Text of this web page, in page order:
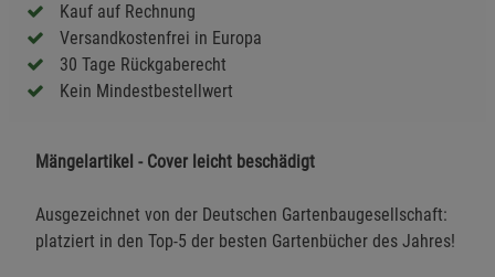
Kauf auf Rechnung
Versandkostenfrei in Europa
30 Tage Rückgaberecht
Kein Mindestbestellwert
Mängelartikel - Cover leicht beschädigt
Ausgezeichnet von der Deutschen Gartenbaugesellschaft:
platziert in den Top-5 der besten Gartenbücher des Jahres!